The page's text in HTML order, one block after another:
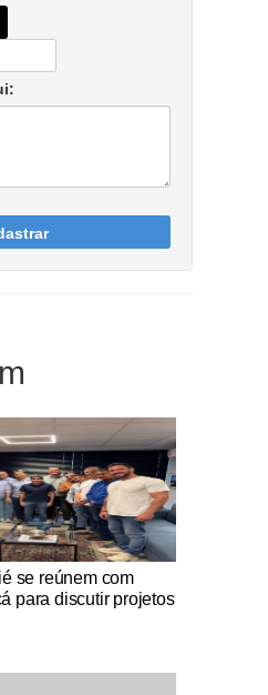
se reúnem com
para discutir projetos